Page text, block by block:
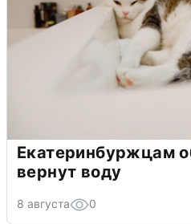
Екатеринбуржцам
вернут воду
8 августа 0